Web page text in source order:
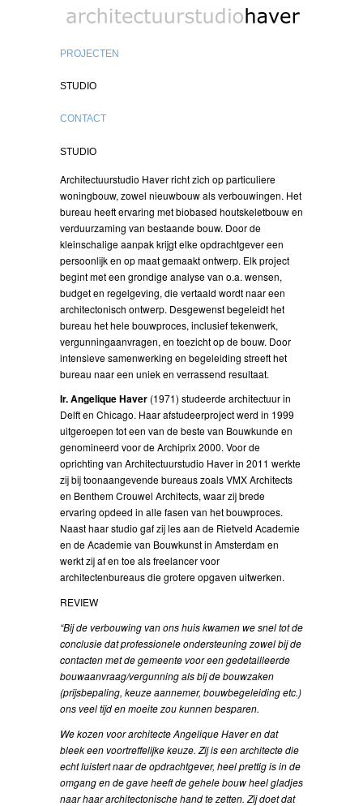
PROJECTEN
STUDIO
CONTACT
STUDIO
Architectuurstudio Haver richt zich op particuliere
woningbouw, zowel nieuwbouw als verbouwingen. Het
bureau heeft ervaring met biobased houtskeletbouw en
verduurzaming van bestaande bouw. Door de
kleinschalige aanpak krijgt elke opdrachtgever een
persoonlijk en op maat gemaakt ontwerp. Elk project
begint met een grondige analyse van o.a. wensen,
budget en regelgeving, die vertaald wordt naar een
architectonisch ontwerp. Desgewenst begeleidt het
bureau het hele bouwproces, inclusief tekenwerk,
vergunningaanvragen, en toezicht op de bouw. Door
intensieve samenwerking en begeleiding streeft het
bureau naar een uniek en verrassend resultaat.
Ir. Angelique Haver (1971) studeerde architectuur in
Delft en Chicago. Haar afstudeerproject werd in 1999
uitgeroepen tot een van de beste van Bouwkunde en
genomineerd voor de Archiprix 2000. Voor de
oprichting van Architectuurstudio Haver in 2011 werkte
zij bij toonaangevende bureaus zoals VMX Architects
en Benthem Crouwel Architects, waar zij brede
ervaring opdeed in alle fasen van het bouwproces.
Naast haar studio gaf zij les aan de Rietveld Academie
en de Academie van Bouwkunst in Amsterdam en
werkt zij af en toe als freelancer voor
architectenbureaus die grotere opgaven uitwerken.
REVIEW
“Bij de verbouwing van ons huis kwamen we snel tot de
conclusie dat professionele ondersteuning zowel bij de
contacten met de gemeente voor een gedetailleerde
bouwaanvraag/vergunning als bij de bouwzaken
(prijsbepaling, keuze aannemer, bouwbegeleiding etc.)
ons veel tijd en moeite zou kunnen besparen.
We kozen voor architecte Angelique Haver en dat
bleek een voortreffelijke keuze. Zij is een architecte die
echt luistert naar de opdrachtgever, heel prettig is in de
omgang en de gave heeft de gehele bouw heel gladjes
naar haar architectonische hand te zetten. Zij doet dat